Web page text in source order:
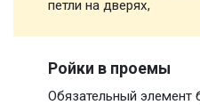
петли на дверях,
Ройки в проемы
Обязательный элемент